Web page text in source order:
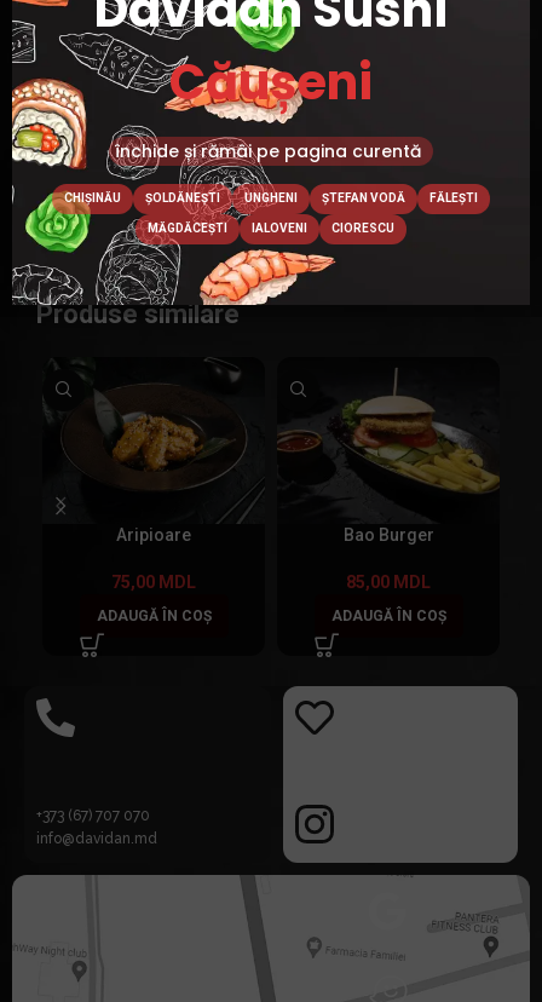
ADAUGĂ ÎN COȘ
Categorie:Gustări
Produse similare
Aripioare
75,00 MDL
ADAUGĂ ÎN COȘ
Bao Burger
85,00 MDL
ADAUGĂ ÎN COȘ
+373 (67) 707 070
info@davidan.md
Căușeni
închide și rămâi pe pagina curentă
CHIȘINĂU ȘOLDĂNEȘTI UNGHENI ȘTEFAN VODĂ FĂLEȘTI
MĂGDĂCEȘTI IALOVENI CIORESCU